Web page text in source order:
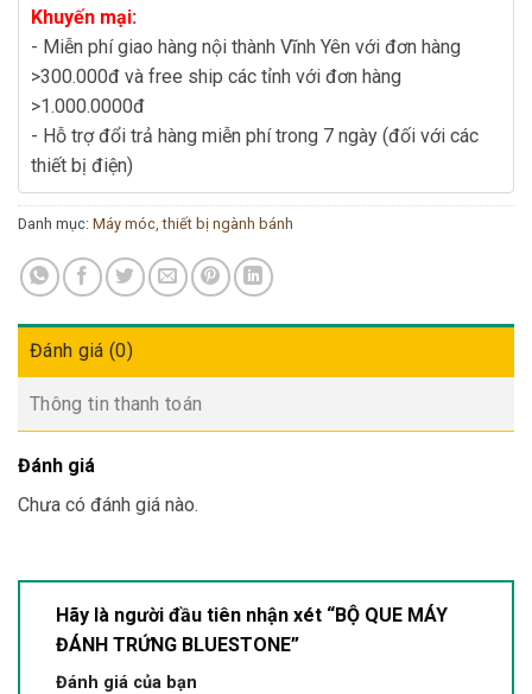
Khuyến mại:
- Miễn phí giao hàng nội thành Vĩnh Yên với đơn hàng
>300.000đ và free ship các tỉnh với đơn hàng
>1.000.0000đ
- Hỗ trợ đổi trả hàng miễn phí trong 7 ngày (đối với các
thiết bị điện)
Danh mục: Máy móc, thiết bị ngành bánh
Đánh giá (0)
Thông tin thanh toán
Đánh giá
Chưa có đánh giá nào.
Hãy là người đầu tiên nhận xét “BỘ QUE MÁY
ĐÁNH TRỨNG BLUESTONE”
Đánh giá của bạn